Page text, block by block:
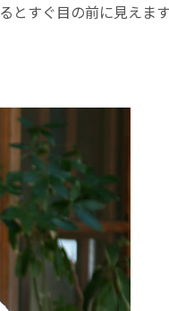
すぐ目の前に見えます